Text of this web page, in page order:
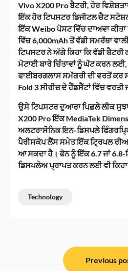
Vivo X200 Pro ਬੈਟਰੀ, ਹੋਰ
ਇੱਕ ਹੋਰ ਟਿਪਸਟਰ ਡਿਜੀਟਲ ਚੈਟ
ਇੱਕ Weibo ਪੋਸਟ ਵਿੱਚ ਦਾਅਵਾ ਕੀਤਾ
ਵਿੱਚ 6,000mAh ਤੋਂ ਵੱਡੀ ਸਮਰੱਥਾ
ਟਿਪਸਟਰ ਨੇ ਅੱਗੇ ਕਿਹਾ ਕਿ ਵੱਡੀ
ਮੋਟਾਈ ਬਾਰੇ ਚਿੰਤਾਵਾਂ ਨੂੰ ਘੱਟ ਕਰਨ
ਫਾਈਬਰਗਲਾਸ ਸਮੱਗਰੀ ਦੀ ਵਰਤੋਂ ਕਰ
Fold 3 ਸੀਰੀਜ਼ ਦੇ ਹੈਂਡਸੈੱਟਾਂ ਵਿੱਚ ਵਰਤੀ
ਉਸੇ ਟਿਪਸਟਰ ਦੁਆਰਾ ਪਿਛਲੇ ਲੀਕ
X200 Pro ਇੱਕ MediaTek
ਅਲਟਰਾਸੋਨਿਕ ਇਨ-ਡਿਸਪਲੇ
ਪੈਰੀਸਕੋਪ ਲੈਂਸ ਸਮੇਤ ਇੱਕ ਟ੍ਰਿਪਲ
ਆ ਸਕਦਾ ਹੈ। ਫੋਨ ਨੂੰ ਇੱਕ 6.7 ਜਾਂ
ਡਿਸਪਲੇਅ ਪ੍ਰਾਪਤ ਕਰਨ ਲਈ ਵੀ
Technology
Previous